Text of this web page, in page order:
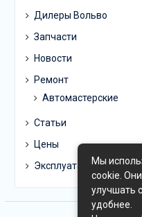
Дилеры Вольво
Запчасти
Новости
Ремонт
Автомастерские
Статьи
Цены
ЭксплуатацияМы
cookie.
улучшать
удобнее.